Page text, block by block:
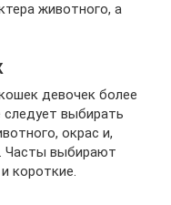
животного, а
девочек более
выбирать
окрас и,
Часты выбирают
короткие.